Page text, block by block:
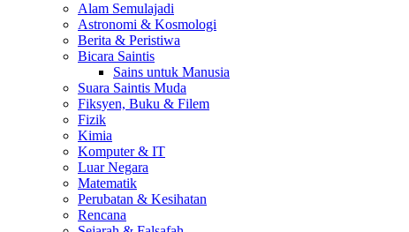
Alam Semulajadi
Astronomi & Kosmologi
Berita & Peristiwa
Bicara Saintis
Sains untuk Manusia
Suara Saintis Muda
Fiksyen, Buku & Filem
Fizik
Kimia
Komputer & IT
Luar Negara
Matematik
Perubatan & Kesihatan
Rencana